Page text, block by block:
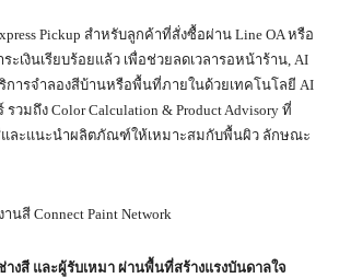
Pickup สำหรับลูกค้าที่สั่งซื้อผ่าน Line OA หรือ
ะเงินเรียบร้อยแล้ว เพื่อช่วยลดเวลารอหน้าร้าน, AI
ริการจำลองสีบ้านหรือพื้นที่ภายในด้วยเทคโนโลยี AI
วมถึง Color Calculation & Product Advisory ที่
ละแนะนำผลิตภัณฑ์ให้เหมาะสมกับพื้นผิว ลักษณะ
นสี Connect Paint Network
างสี และผู้รับเหมา ผ่านพื้นที่สร้างแรงบันดาลใจ